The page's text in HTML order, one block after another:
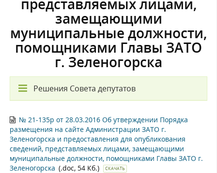
представляемых лицами,
замещающими
муниципальные должности,
помощниками Главы ЗАТО
г. Зеленогорска
Решения Совета депутатов
№ 21-135р от 28.03.2016 Об утверждении Порядка
размещения на сайте Администрации ЗАТО г.
Зеленогорска и предоставления для опубликования
сведений, представляемых лицами, замещающими
муниципальные должности, помощниками Главы ЗАТО г.
Зеленогорска (.doc, 54 Кб.) СКАЧАТЬ